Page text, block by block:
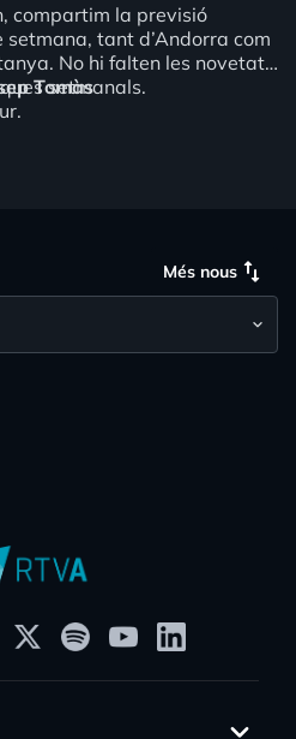
compartim la previsió
tant d’Andorra com
No hi falten les novetats
setmanals.
Tomàs
Més nous swap_vert